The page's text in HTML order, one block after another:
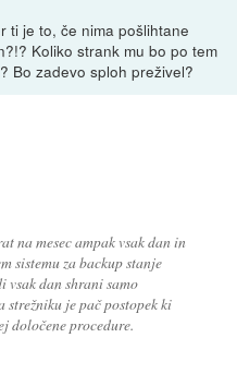
ti je to, če nima pošlihtane
Koliko strank mu bo po tem
Bo zadevo sploh preživel?
na mesec ampak vsak dan in
sistemu za backup stanje
vsak dan shrani samo
strežniku je pač postopek ki
določene procedure.